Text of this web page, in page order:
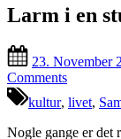
Larm i en
on
23. November
Commentson
i
kultur, livet,
Nogle gange er det